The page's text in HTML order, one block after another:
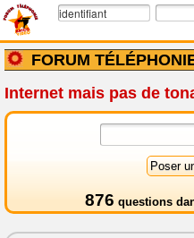
FORUM
Internet mais pas de
876 questions